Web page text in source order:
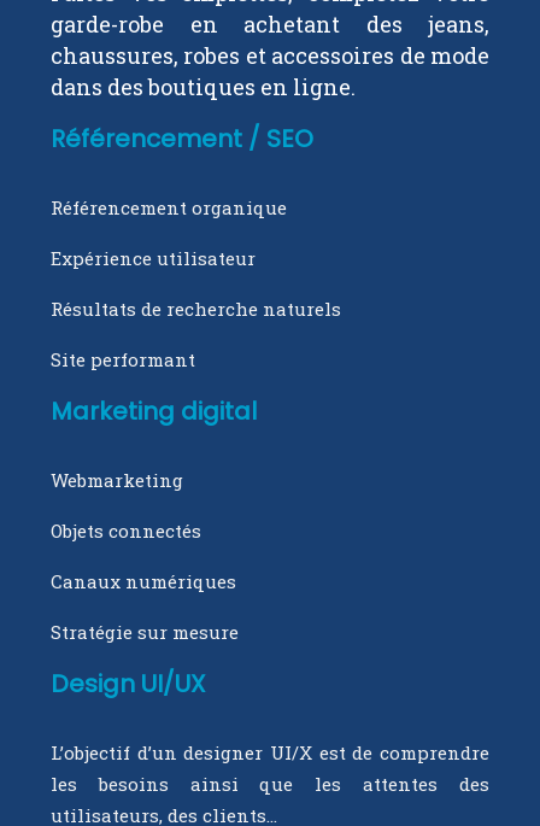
garde-robe en achetant des jeans,
chaussures, robes et accessoires de mode
dans des boutiques en ligne.
Référencement / SEO
Référencement organique
Expérience utilisateur
Résultats de recherche naturels
Site performant
Marketing digital
Webmarketing
Objets connectés
Canaux numériques
Stratégie sur mesure
Design UI/UX
L’objectif d’un designer UI/X est de comprendre
les besoins ainsi que les attentes des
utilisateurs, des clients…